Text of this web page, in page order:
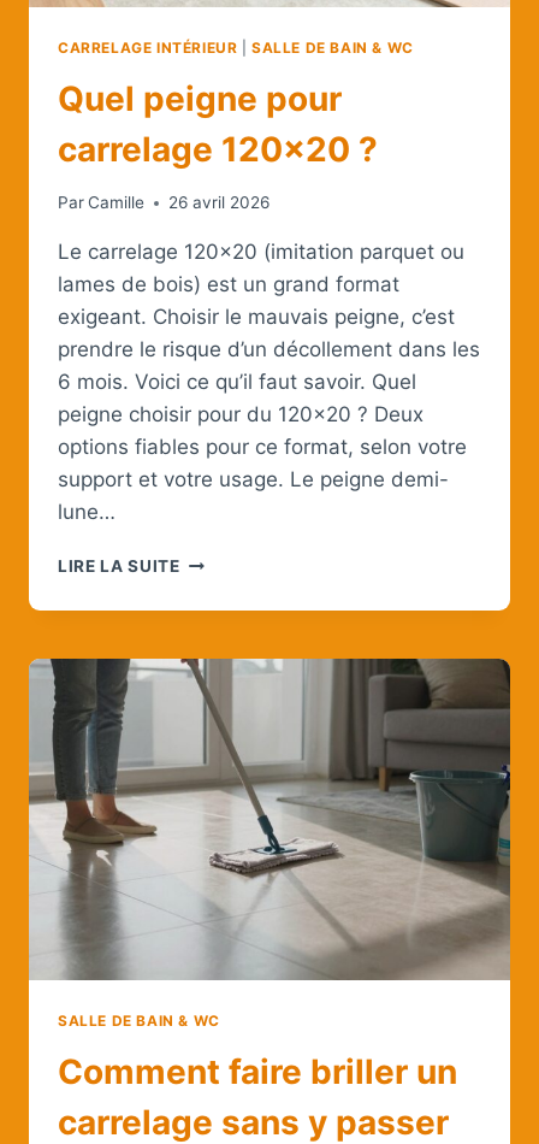
CARRELAGE INTÉRIEUR |SALLE DE BAIN & WC
Quel peigne pour
carrelage 120×20 ?
ParCamille 26 avril 2026
Le carrelage 120×20 (imitation parquet ou
lames de bois) est un grand format
exigeant. Choisir le mauvais peigne, c’est
prendre le risque d’un décollement dans les
6 mois. Voici ce qu’il faut savoir. Quel
peigne choisir pour du 120×20 ? Deux
options fiables pour ce format, selon votre
support et votre usage. Le peigne demi-
lune…
LIRE LA SUITEQUEL
POUR
120×20
SALLE DE BAIN & WC
Comment faire briller un
carrelage sans y passer